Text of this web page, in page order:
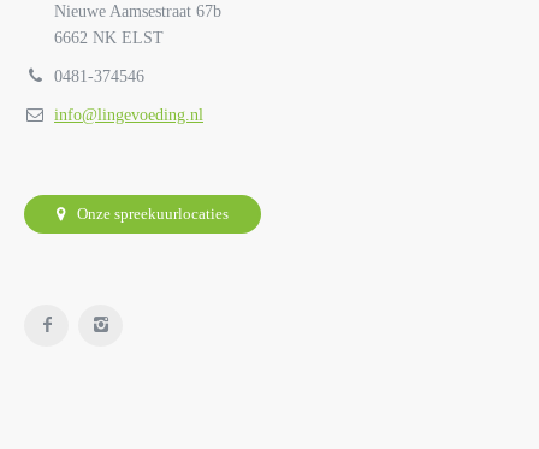
Nieuwe Aamsestraat 67b
6662 NK ELST
0481-374546
info@lingevoeding.nl
Onze spreekuurlocaties